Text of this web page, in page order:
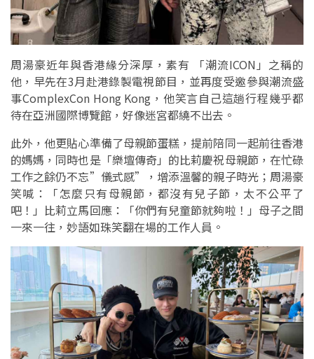
周湯豪近年與香港緣分深厚，素有 「潮流ICON」之稱的
他，早先在3月赴港錄製電視節目，並再度受邀參與潮流盛
事ComplexCon Hong Kong，他笑言自己這趟行程幾乎都
待在亞洲國際博覽館，好像迷宮都繞不出去。
此外，他更貼心準備了母親節蛋糕，提前陪同一起前往香港
的媽媽，同時也是「樂壇傳奇」的比莉慶祝母親節，在忙碌
工作之餘仍不忘”儀式感”，增添溫馨的親子時光；周湯豪
笑喊：「怎麼只有母親節，都沒有兒子節，太不公平了
吧！」比莉立馬回應：「你們有兒童節就夠啦！」母子之間
一來一往，妙語如珠笑翻在場的工作人員。